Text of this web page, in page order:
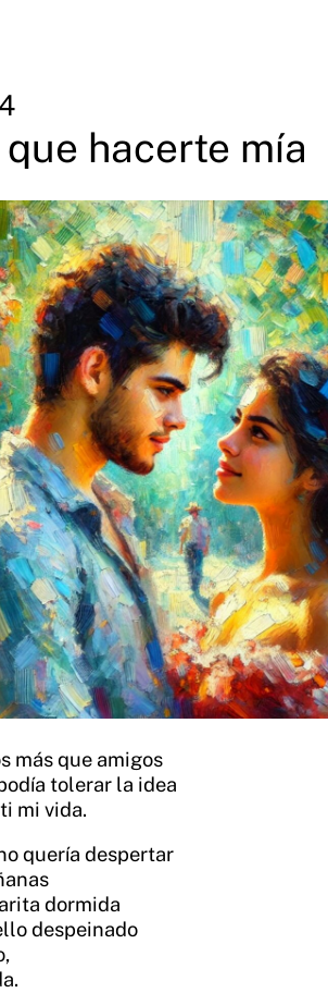
que hacerte mía
más que amigos
tolerar la idea
mi vida.
quería despertar
dormida
despeinado